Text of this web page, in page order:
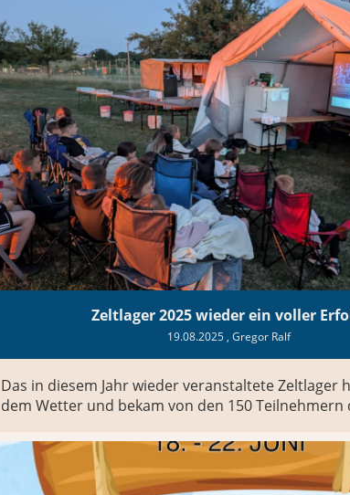
Zeltlager 2025 wieder ein voller
19.08.2025, Gregor Ralf
Das in diesem Jahr wieder veranstaltete Zeltlager
dem Wetter und bekam von den 150 Teilnehmern